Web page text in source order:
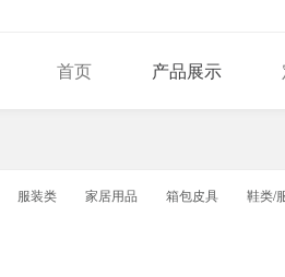
首页 产品展示
服装类 家居用品 箱包皮具 鞋类/